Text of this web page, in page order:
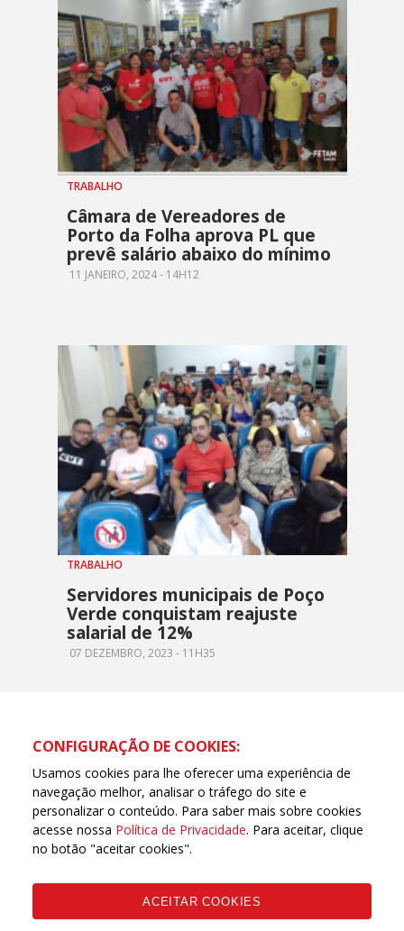
TRABALHO
Câmara de Vereadores de
Porto da Folha aprova PL que
prevê salário abaixo do mínimo
11 JANEIRO, 2024 - 14H12
TRABALHO
Servidores municipais de Poço
Verde conquistam reajuste
salarial de 12%
07 DEZEMBRO, 2023 - 11H35
CONFIGURAÇÃO DE COOKIES:
Usamos cookies para lhe oferecer uma experiência de
navegação melhor, analisar o tráfego do site e
personalizar o conteúdo. Para saber mais sobre cookies
acesse nossa Política de Privacidade. Para aceitar, clique
no botão "aceitar cookies".
ACEITAR COOKIES